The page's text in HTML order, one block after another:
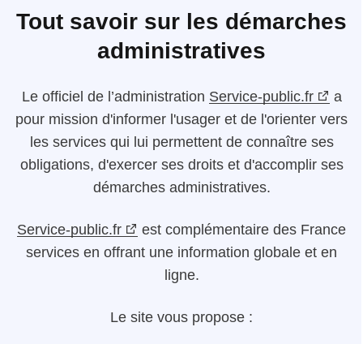
Tout savoir sur les démarches
administratives
Le officiel de l’administration Service-public.fr
a
pour mission d'informer l'usager et de l'orienter vers
les services qui lui permettent de connaître ses
obligations, d'exercer ses droits et d'accomplir ses
démarches administratives.
Service-public.fr
est complémentaire des France
services en offrant une information globale et en
ligne.
Le site vous propose :